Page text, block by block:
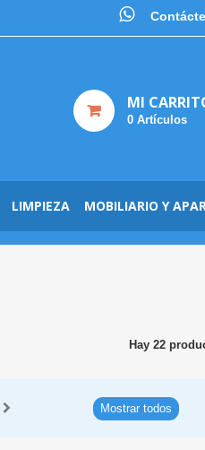
MI
0 Artículos
LIMPIEZA MOBILIARIO Y
Hay 22
Mostrar todos